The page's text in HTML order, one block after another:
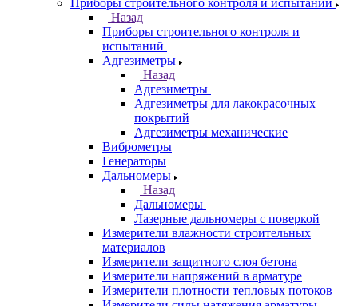
Приборы строительного контроля и испытаний
Назад
Приборы строительного контроля и
испытаний
Адгезиметры
Назад
Адгезиметры
Адгезиметры для лакокрасочных
покрытий
Адгезиметры механические
Виброметры
Генераторы
Дальномеры
Назад
Дальномеры
Лазерные дальномеры с поверкой
Измерители влажности строительных
материалов
Измерители защитного слоя бетона
Измерители напряжений в арматуре
Измерители плотности тепловых потоков